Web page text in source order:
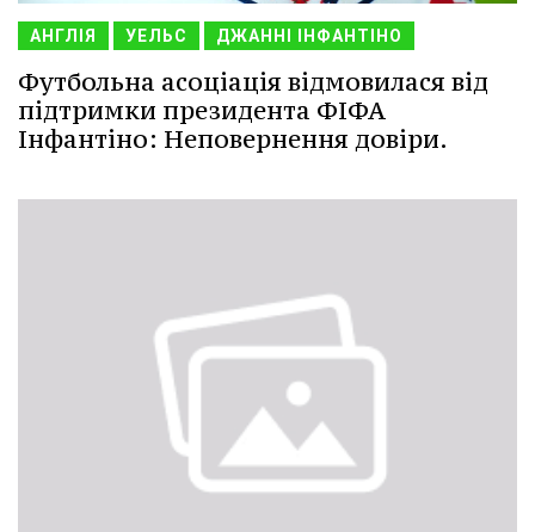
АНГЛІЯ УЕЛЬС ДЖАННІ ІНФАНТІНО
Футбольна асоціація відмовилася від
підтримки президента ФІФА
Інфантіно: Неповернення довіри.